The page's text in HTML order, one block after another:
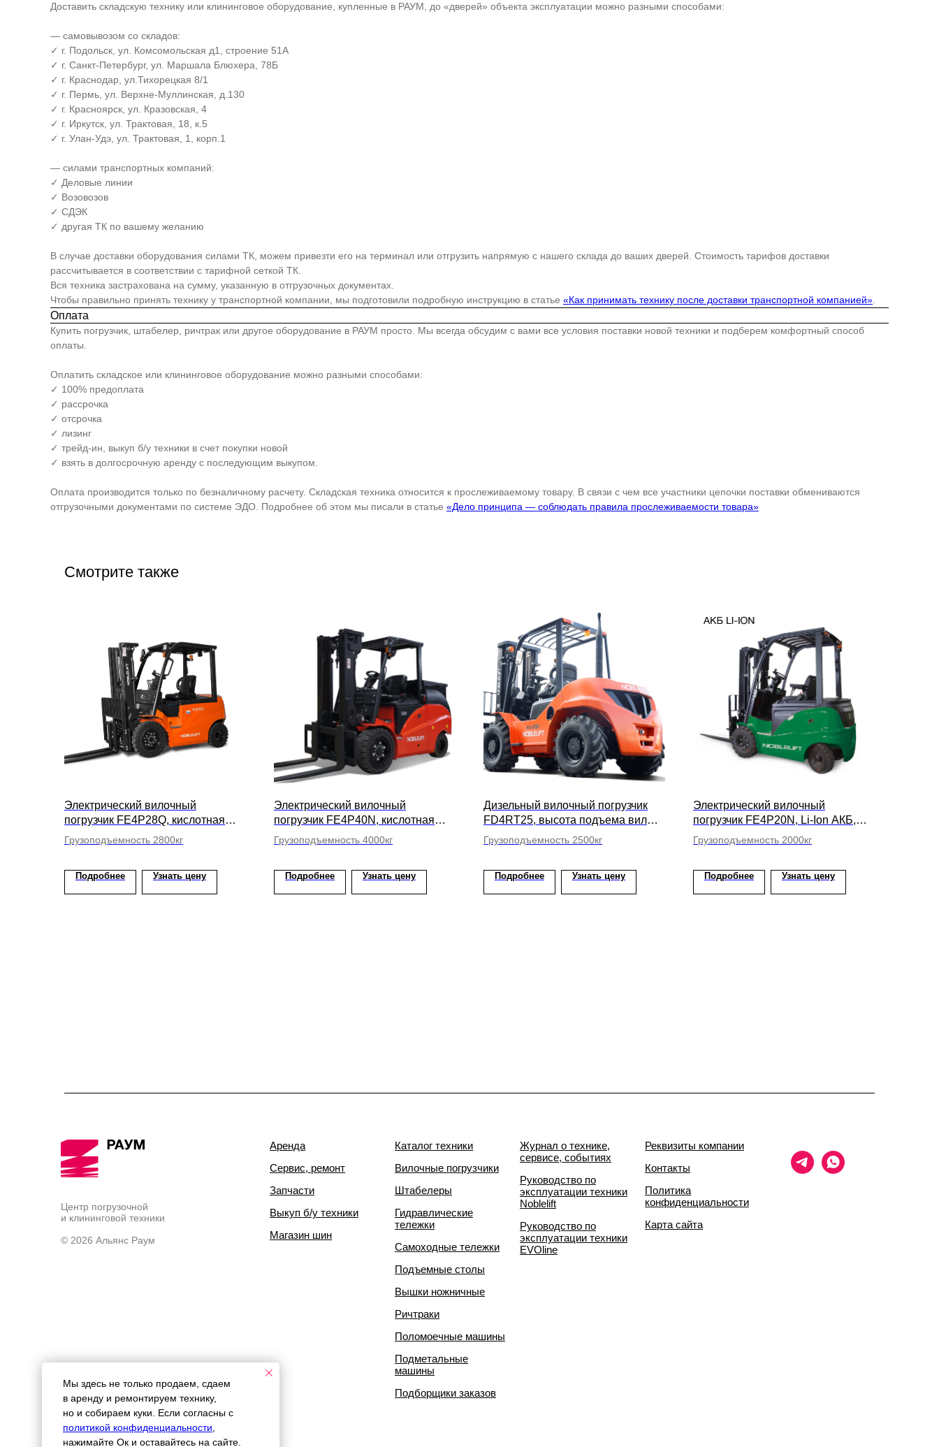
Доставить складскую технику или клининговое оборудование, купленные в РАУМ, до «дверей» объекта эксплуатации можно разными способами:
— самовывозом со складов:
✓ г. Подольск, ул. Комсомольская д1, строение 51А
✓ г. Санкт-Петербург, ул. Маршала Блюхера, 78Б
✓ г. Краснодар, ул.Тихорецкая 8/1
✓ г. Пермь, ул. Верхне-Муллинская, д.130
✓ г. Красноярск, ул. Кразовская, 4
✓ г. Иркутск, ул. Трактовая, 18, к.5
✓ г. Улан-Удэ, ул. Трактовая, 1, корп.1
— силами транспортных компаний:
✓ Деловые линии
✓ Возовозов
✓ СДЭК
✓ другая ТК по вашему желанию
В случае доставки оборудования силами ТК, можем привезти его на терминал или отгрузить напрямую с нашего склада до ваших дверей. Стоимость тарифов доставки
рассчитывается в соответствии с тарифной сеткой ТК.
Вся техника застрахована на сумму, указанную в отгрузочных документах.
Чтобы правильно принять технику у транспортной компании, мы подготовили подробную инструкцию в статье «Как принимать технику после доставки транспортной компанией»
Оплата
Купить погрузчик, штабелер, ричтрак или другое оборудование в РАУМ просто. Мы всегда обсудим с вами все условия поставки новой техники и подберем комфортный способ
оплаты.
Оплатить складское или клининговое оборудование можно разными способами:
✓ 100% предоплата
✓ рассрочка
✓ отсрочка
✓ лизинг
✓ трейд-ин, выкуп б/у техники в счет покупки новой
✓ взять в долгосрочную аренду с последующим выкупом.
Оплата производится только по безналичному расчету. Складская техника относится к прослеживаемому товару. В связи с чем все участники цепочки поставки обмениваются
отгрузочными документами по системе ЭДО. Подробнее об этом мы писали в статье «Дело принципа — соблюдать правила прослеживаемости товара»
Смотрите также
Электрический вилочный
погрузчик FE4P28Q, кислотная
АКБ, высота подъема вил 4500мм
Грузоподъемность 2800кг
Подробнее Узнать цену
Электрический вилочный
погрузчик FE4P40N, кислотная
АКБ, высота подъема вил 5000мм
Грузоподъемность 4000кг
Подробнее Узнать цену
Дизельный вилочный погрузчик
FD4RT25, высота подъема вил
4700мм
Грузоподъемность 2500кг
Подробнее Узнать цену
Электрический вилочный
погрузчик FE4P20N, Li-Ion АКБ,
высота подъема вил 4800мм
Грузоподъемность 2000кг
Подробнее Узнать цену
Центр погрузочной
и клининговой техники
© 2026 Альянс Раум
Аренда
Сервис, ремонт
Запчасти
Выкуп б/у техники
Магазин шин
Каталог техники
Вилочные погрузчики
Штабелеры
Гидравлические
тележки
Самоходные тележки
Подъемные столы
Вышки ножничные
Ричтраки
Поломоечные машины
Подметальные
машины
Подборщики заказов
Журнал о технике,
сервисе, событиях
Руководство по
эксплуатации техники
Noblelift
Руководство по
эксплуатации техники
EVOline
Реквизиты компании
Контакты
Политика
конфиденциальности
Карта сайта
Мы здесь не только продаем, сдаем
в аренду и ремонтируем технику,
но и собираем куки. Если согласны с
политикой конфиденциальности,
нажимайте Ок и оставайтесь на сайте.